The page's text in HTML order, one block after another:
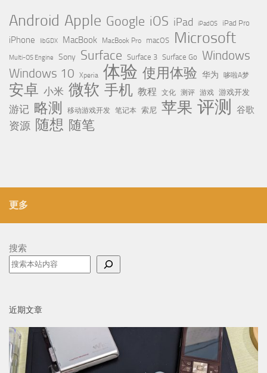
Android Apple Google iOS iPad iPadOS iPad Pro
iPhone libGDX MacBook MacBook Pro macOS Microsoft
Multi-OS Engine Sony Surface Surface 3 Surface Go Windows
Windows 10 Xperia 体验 使用体验 华为 哆啦A梦
安卓 小米 微软 手机 教程 文化 测评 游戏 游戏开发
游记 略测 移动游戏开发 笔记本 索尼 苹果 评测 谷歌
资源 随想 随笔
更多
搜索
近期文章